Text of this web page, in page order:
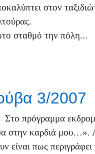
στον
σταθμό την πόλη...
3/2007
Στο πρόγραμμα
στην καρδιά μου…».
είναι πως